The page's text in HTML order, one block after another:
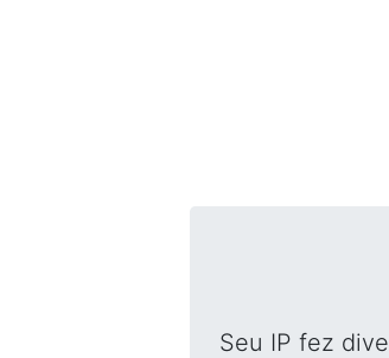
Seu IP fez